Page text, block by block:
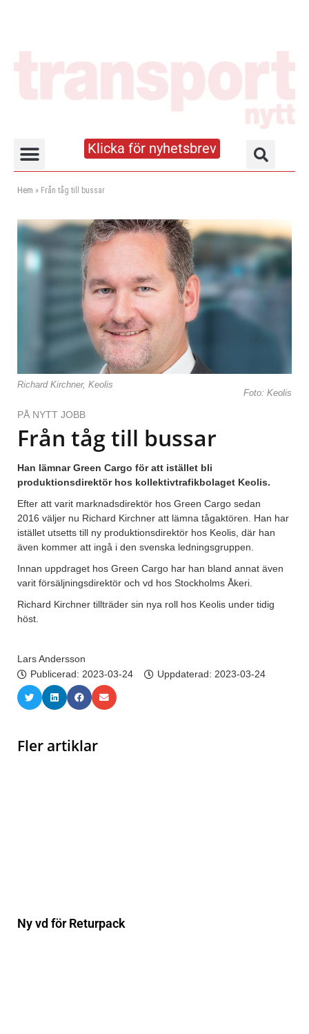
Klicka för nyhetsbrev
Hem » Från tåg till bussar
Richard Kirchner, Keolis
Foto: Keolis
PÅ NYTT JOBB
Från tåg till bussar
Han lämnar Green Cargo för att istället bli
produktionsdirektör hos kollektivtrafikbolaget Keolis.
Efter att varit marknadsdirektör hos Green Cargo sedan
2016 väljer nu Richard Kirchner att lämna tågaktören. Han har
istället utsetts till ny produktionsdirektör hos Keolis, där han
även kommer att ingå i den svenska ledningsgruppen.
Innan uppdraget hos Green Cargo har han bland annat även
varit försäljningsdirektör och vd hos Stockholms Åkeri.
Richard Kirchner tillträder sin nya roll hos Keolis under tidig
höst.
Lars Andersson
Publicerad: 2023-03-24 Uppdaterad: 2023-03-24
Fler artiklar
Ny vd för Returpack